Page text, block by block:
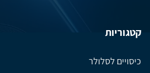
קטגוריות
כיסויים לסלולר